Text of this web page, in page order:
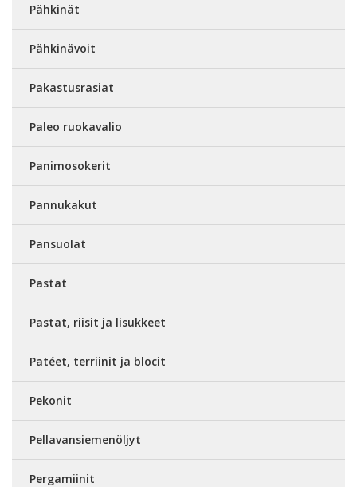
Pähkinät
Pähkinävoit
Pakastusrasiat
Paleo ruokavalio
Panimosokerit
Pannukakut
Pansuolat
Pastat
Pastat, riisit ja lisukkeet
Patéet, terriinit ja blocit
Pekonit
Pellavansiemenöljyt
Pergamiinit